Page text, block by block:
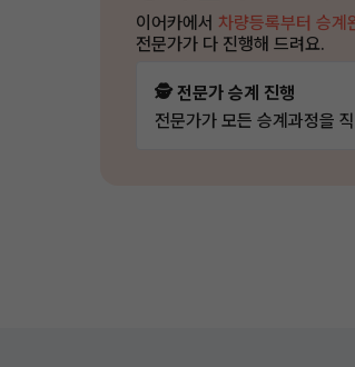
이어카에서 차량등록부터 승계
전문가가 다 진행해 드려요.
🕵️ 전문가 승계 진행
전문가가 모든 승계과정을